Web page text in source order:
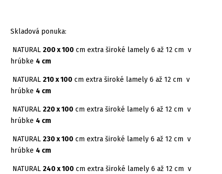
Skladová ponuka:
NATURAL 200 x 100 cm extra široké lamely 6 až 12 cm v
hrúbke 4 cm
NATURAL 210 x 100 cm extra široké lamely 6 až 12 cm v
hrúbke 4 cm
NATURAL 220 x 100 cm extra široké lamely 6 až 12 cm v
hrúbke 4 cm
NATURAL 230 x 100 cm extra široké lamely 6 až 12 cm v
hrúbke 4 cm
NATURAL 240 x 100 cm extra široké lamely 6 až 12 cm v